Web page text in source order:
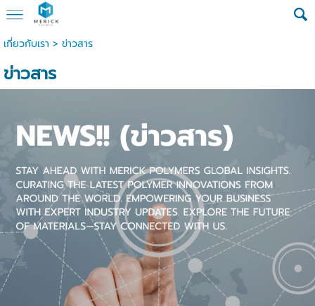
เกี่ยวกับเรา > ข่าวสาร
ข่าวสาร